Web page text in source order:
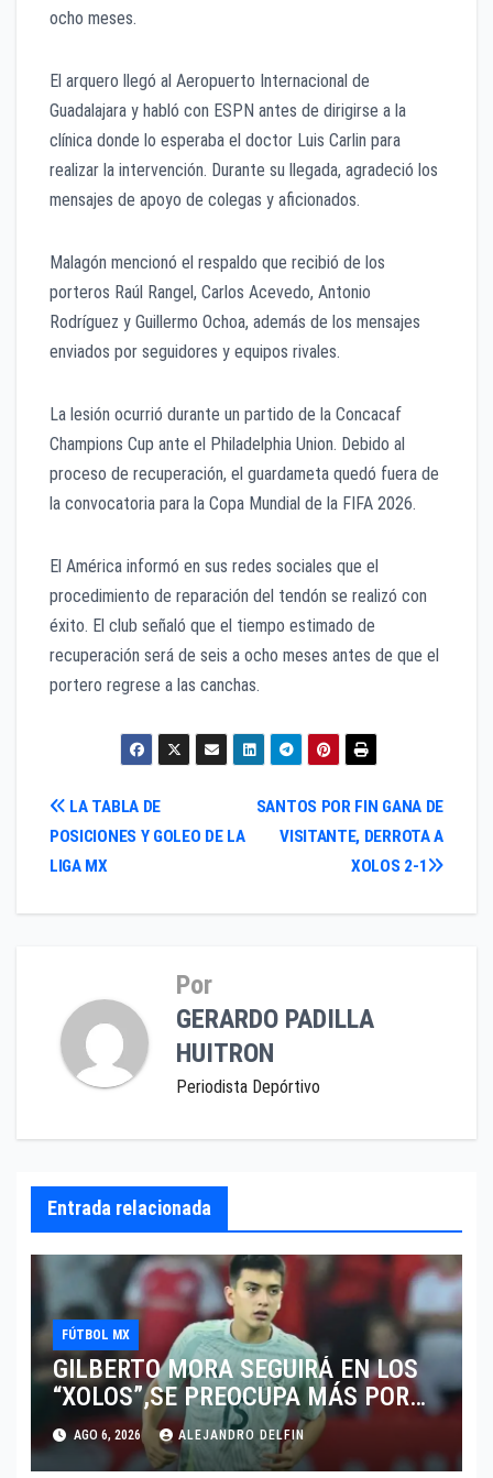
ocho meses.
El arquero llegó al Aeropuerto Internacional de
Guadalajara y habló con ESPN antes de dirigirse a la
clínica donde lo esperaba el doctor Luis Carlin para
realizar la intervención. Durante su llegada, agradeció los
mensajes de apoyo de colegas y aficionados.
Malagón mencionó el respaldo que recibió de los
porteros Raúl Rangel, Carlos Acevedo, Antonio
Rodríguez y Guillermo Ochoa, además de los mensajes
enviados por seguidores y equipos rivales.
La lesión ocurrió durante un partido de la Concacaf
Champions Cup ante el Philadelphia Union. Debido al
proceso de recuperación, el guardameta quedó fuera de
la convocatoria para la Copa Mundial de la FIFA 2026.
El América informó en sus redes sociales que el
procedimiento de reparación del tendón se realizó con
éxito. El club señaló que el tiempo estimado de
recuperación será de seis a ocho meses antes de que el
portero regrese a las canchas.
Navegación
de
entradas
SANTOS POR FIN GANA DE
VISITANTE, DERROTA A
XOLOS 2-1
LA TABLA DE
POSICIONES Y GOLEO DE LA
LIGA MX
Por
GERARDO PADILLA
HUITRON
Periodista Depórtivo
Entrada relacionada
FÚTBOL MX
GILBERTO MORA SEGUIRÁ EN LOS
“XOLOS”,SE PREOCUPA MÁS POR
JUGAR EN SU EQUIPO.
AGO 6, 2026 ALEJANDRO DELFIN